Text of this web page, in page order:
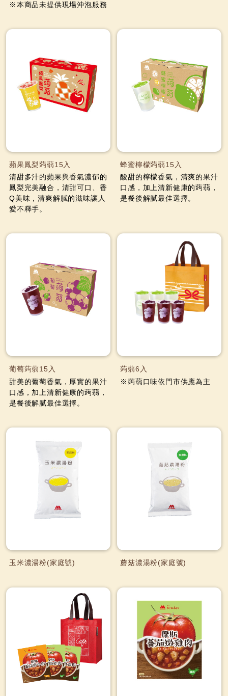
※本商品未提供現場沖泡服務
蘋果鳳梨蒟蒻15入
清甜多汁的蘋果與香氣濃郁的
鳳梨完美融合，清甜可口、香
Q美味，清爽解膩的滋味讓人
愛不釋手。
蜂蜜檸檬蒟蒻15入
酸甜的檸檬香氣，清爽的果汁
口感，加上清新健康的蒟蒻，
是餐後解膩最佳選擇。
葡萄蒟蒻15入
甜美的葡萄香氣，厚實的果汁
口感，加上清新健康的蒟蒻，
是餐後解膩最佳選擇。
蒟蒻6入
※蒟蒻口味依門市供應為主
玉米濃湯粉(家庭號) 蘑菇濃湯粉(家庭號)